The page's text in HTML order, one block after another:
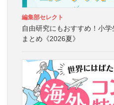
編集部セレクト
自由研究にもおすすめ！小学
まとめ《2026夏》